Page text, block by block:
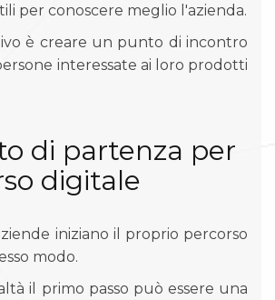
per conoscere meglio l'azienda.
è creare un punto di incontro
interessate ai loro prodotti
di partenza per
digitale
iniziano il proprio percorso
modo.
il primo passo può essere una